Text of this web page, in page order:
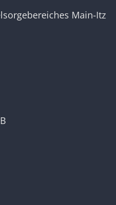
Main-Itz